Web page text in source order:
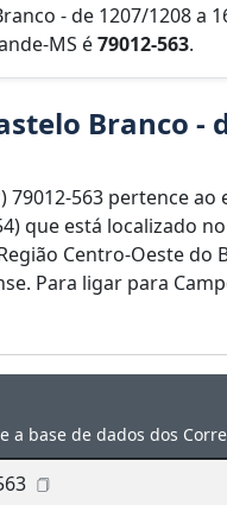
- de 1207/1208 a
MS é79012-563.
Branco -
79012-563 pertence
que está localizado
Centro-Oeste do
Para ligar para
a base de dados dos